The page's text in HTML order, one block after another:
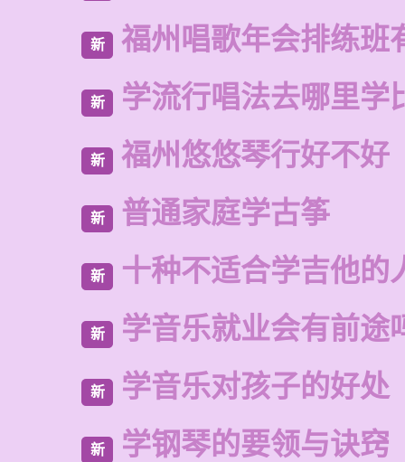
新 福州唱歌年会排练班
新 学流行唱法去哪里学
新 福州悠悠琴行好不好
新 普通家庭学古筝
新 十种不适合学吉他的
新 学音乐就业会有前途
新 学音乐对孩子的好处
新 学钢琴的要领与诀窍